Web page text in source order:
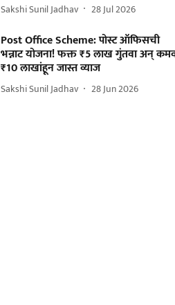
Sakshi Sunil Jadhav 28 Jul 2026
Post Office Scheme: पोस्ट ऑफिसची
भन्नाट योजना! फक्त ₹5 लाख गुंतवा अन्
₹10 लाखांहून जास्त व्याज
Sakshi Sunil Jadhav 28 Jun 2026